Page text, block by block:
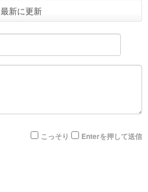
最新に更新
こっそり Enterを押して送信